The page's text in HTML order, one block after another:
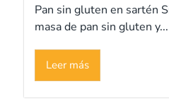
Pan sin gluten en sartén
masa de pan sin gluten y...
Leer más